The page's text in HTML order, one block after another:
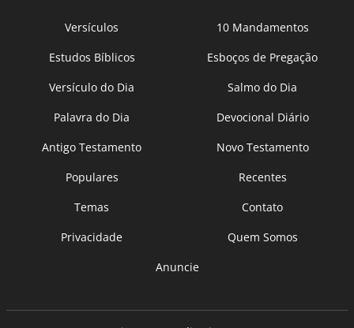
Versículos
10 Mandamentos
Estudos Bíblicos
Esboços de Pregação
Versículo do Dia
Salmo do Dia
Palavra do Dia
Devocional Diário
Antigo Testamento
Novo Testamento
Populares
Recentes
Temas
Contato
Privacidade
Quem Somos
Anuncie